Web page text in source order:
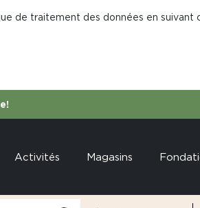
de traitement des données en suivant
Activités Magasins